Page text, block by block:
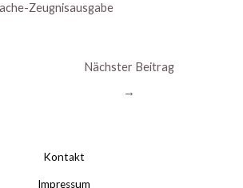
Zeugnisausgabe
Nächster Beitrag
→
Kontakt
Impressum